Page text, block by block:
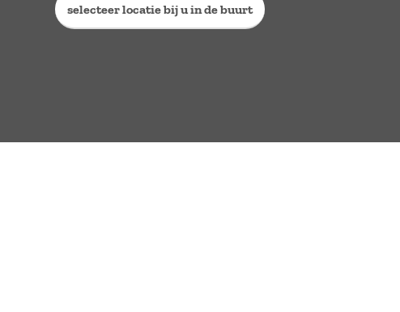
selecteer locatie bij u in de buurt